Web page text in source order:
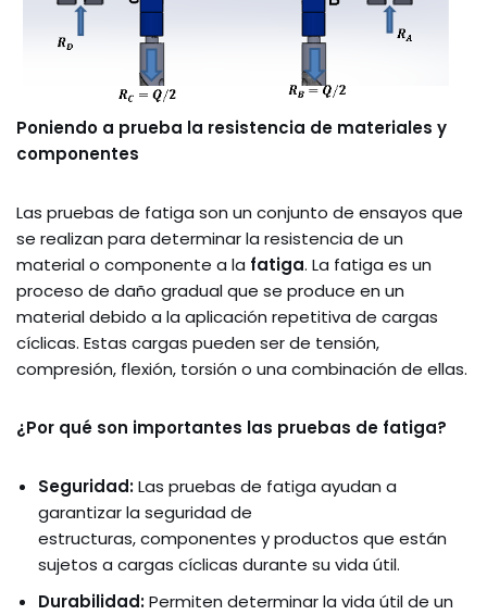
Poniendo a prueba la resistencia de materiales y
componentes
Las pruebas de fatiga son un conjunto de ensayos que
se realizan para determinar la resistencia de un
material o componente a la fatiga. La fatiga es un
proceso de daño gradual que se produce en un
material debido a la aplicación repetitiva de cargas
cíclicas. Estas cargas pueden ser de tensión,
compresión, flexión, torsión o una combinación de ellas.
¿Por qué son importantes las pruebas de fatiga?
Seguridad:Las pruebas de fatiga ayudan a
garantizar la seguridad de
estructuras, componentes y productos que están
sujetos a cargas cíclicas durante su vida útil.
Durabilidad:Permiten determinar la vida útil de un